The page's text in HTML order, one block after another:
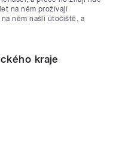
na něm prožívají
něm našli útočiště, a
kraje